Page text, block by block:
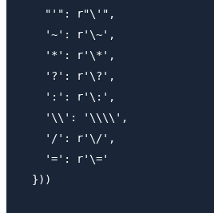
    "'": r"\'",
    '~': r'\~',
    '*': r'\*',
    '?': r'\?',
    ':': r'\:',
    '\\': '\\\\',
    '/': r'\/',
    '=': r'\='
  }))